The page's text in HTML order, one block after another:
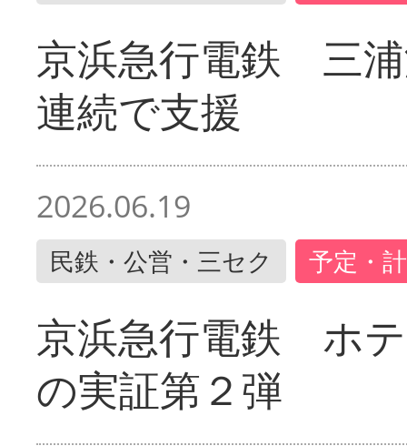
京浜急行電鉄 三
連続で支援
2026.06.19
民鉄・公営・三セク 予定・
京浜急行電鉄 ホ
の実証第２弾